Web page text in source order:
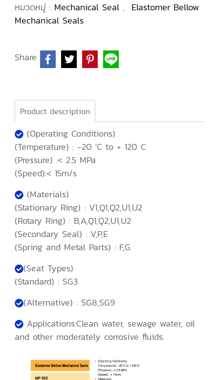
หมวดหมู่ : Mechanical Seal , Elastomer Bellow
Mechanical Seals
Share
Product description
(Operating Conditions)
(Temperature) : -20 'C to + 120 C
(Pressure) :< 2.5 MPa
(Speed):< 15m/s
(Materials)
(Stationary Ring) : V1,Q1,Q2,U1,U2
(Rotary Ring) : B,A,Q1,Q2,U1,U2
(Secondary Seal) : V,P,E
(Spring and Metal Parts) : F,G
(Seat Types)
(Standard) : SG3
(Alternative) : SG8,SG9
Applications:Clean water, sewage water, oil
and other moderately corrosive fluids.